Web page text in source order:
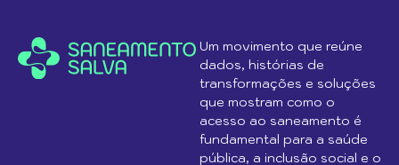
Um movimento que reúne
dados, histórias de
transformações e soluções
que mostram como o
acesso ao saneamento é
fundamental para a saúde
pública, a inclusão social e o